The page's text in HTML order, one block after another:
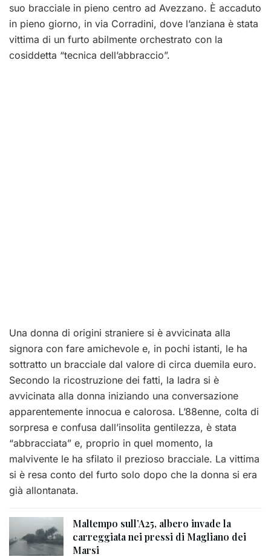
suo bracciale in pieno centro ad Avezzano. È accaduto
in pieno giorno, in via Corradini, dove l’anziana è stata
vittima di un furto abilmente orchestrato con la
cosiddetta “tecnica dell’abbraccio”.
Una donna di origini straniere si è avvicinata alla
signora con fare amichevole e, in pochi istanti, le ha
sottratto un bracciale dal valore di circa duemila euro.
Secondo la ricostruzione dei fatti, la ladra si è
avvicinata alla donna iniziando una conversazione
apparentemente innocua e calorosa. L’88enne, colta di
sorpresa e confusa dall’insolita gentilezza, è stata
“abbracciata” e, proprio in quel momento, la
malvivente le ha sfilato il prezioso bracciale. La vittima
si è resa conto del furto solo dopo che la donna si era
già allontanata.
Maltempo sull’A25, albero invade la
carreggiata nei pressi di Magliano dei
Marsi